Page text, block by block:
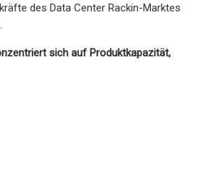
des Data Center Rackin-Marktes
sich auf Produktkapazität,